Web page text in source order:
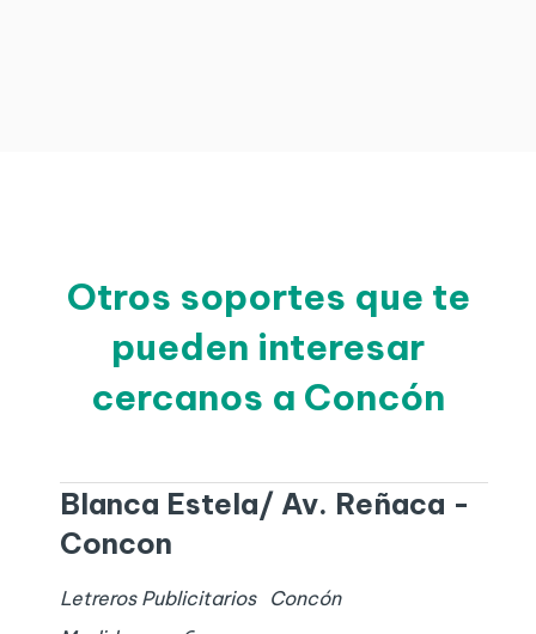
Otros soportes que te
pueden interesar
cercanos a Concón
Blanca Estela/ Av. Reñaca -
Concon
Letreros Publicitarios
Concón